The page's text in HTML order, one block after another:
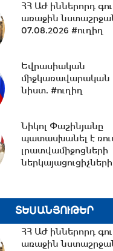
14:42 -Վարչապետի
որոշումներով՝ ԲՏԱ
փոխնախարարն ու
14:23 -Քրիստիննե
Գրիգորյանը
14:09 -14
նոր ջրագծեր.
մարզի երեք
13:38 - TRIPP-ի ՍԴ-ի
հարցը որոշելու
ՀՀ ԱԺ իններորդ
առաջին
07.08.2026 #ուղիղ
Եվրասիական
միջկառավարական
նիստ. #ուղիղ
Նիկոլ Փաշինյանը
պատասխանել է
լրատվամիջոցների
ՏԵՍԱՆՅՈՒԹԵՐ
ՀՀ ԱԺ իններորդ
առաջին